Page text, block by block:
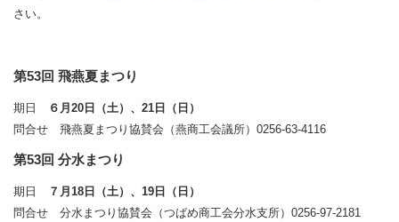
さい。
第53回 飛燕夏まつり
期日
６月20日（土）、21日（日）
問合せ 飛燕夏まつり協賛会（燕商工会議所）0256-63-4116
第53回 分水まつり
期日
７月18日（土）、19日（日）
問合せ 分水まつり協賛会（つばめ商工会分水支所）0256-97-2181